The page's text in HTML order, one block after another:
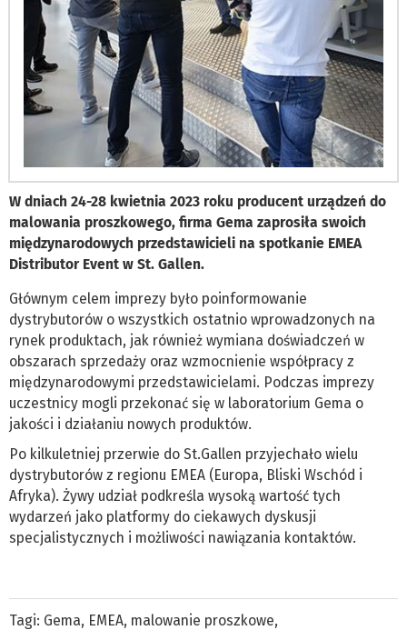
W dniach 24-28 kwietnia 2023 roku producent urządzeń do
malowania proszkowego, firma Gema zaprosiła swoich
międzynarodowych przedstawicieli na spotkanie EMEA
Distributor Event w St. Gallen.
Głównym celem imprezy było poinformowanie
dystrybutorów o wszystkich ostatnio wprowadzonych na
rynek produktach, jak również wymiana doświadczeń w
obszarach sprzedaży oraz wzmocnienie współpracy z
międzynarodowymi przedstawicielami. Podczas imprezy
uczestnicy mogli przekonać się w laboratorium Gema o
jakości i działaniu nowych produktów.
Po kilkuletniej przerwie do St.Gallen przyjechało wielu
dystrybutorów z regionu EMEA (Europa, Bliski Wschód i
Afryka). Żywy udział podkreśla wysoką wartość tych
wydarzeń jako platformy do ciekawych dyskusji
specjalistycznych i możliwości nawiązania kontaktów.
Tagi: Gema, EMEA, malowanie proszkowe,